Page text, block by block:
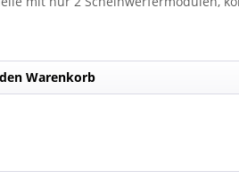
Warenkorb